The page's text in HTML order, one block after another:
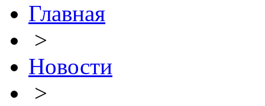
Главная
>
Новости
>